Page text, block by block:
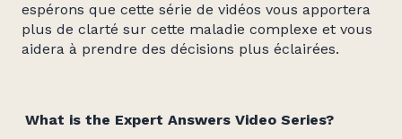
espérons que cette série de vidéos vous apportera
plus de clarté sur cette maladie complexe et vous
aidera à prendre des décisions plus éclairées.
What is the Expert Answers Video Series?